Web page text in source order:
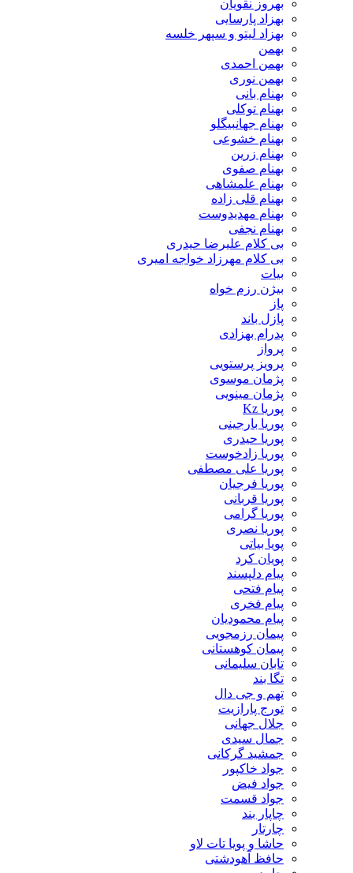
بهروز نقویان
بهزاد پارسایی
بهزاد لیتو و سپهر خلسه
بهمن
بهمن احمدی
بهمن نوری
بهنام بانی
بهنام توکلی
بهنام جهانبیگلو
بهنام خشوعی
بهنام زرین
بهنام صفوی
بهنام علمشاهی
بهنام قلی زاده
بهنام مهدیدوست
بهنام نجفی
بی کلام علیرضا حیدری
بی کلام مهرزاد خواجه امیری
بیات
بیژن رزم خواه
پاز
پازل باند
پدرام بهزادی
پرواز
پرویز پرستویی
پژمان موسوی
پژمان مینویی
پوریا Kz
پوریا بارجینی
پوریا حیدری
پوریا زادخوست
پوریا علی مصطفی
پوریا فرجیان
پوریا قربانی
پوریا گرامی
پوریا نصری
پویا بیاتی
پویان کرد
پیام دلپسند
پیام فتحی
پیام فخری
پیام محمودیان
پیمان رزمجویی
پیمان کوهستانی
تابان سلیمانی
تگا بند
تهم و جی دال
تورج پارازیت
جلال جهانی
جمال سیدی
جمشید گرکانی
جواد خاکپور
جواد فیض
جواد قسمت
چاپار بند
چارتار
حاشا و پویا تات لاو
حافظ آهودشتی